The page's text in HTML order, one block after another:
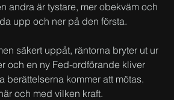
andra är tystare, mer obekväm och
upp och ner på den första.
säkert uppåt, räntorna bryter ut ur
och en ny Fed-ordförande kliver
berättelserna kommer att mötas.
och med vilken kraft.